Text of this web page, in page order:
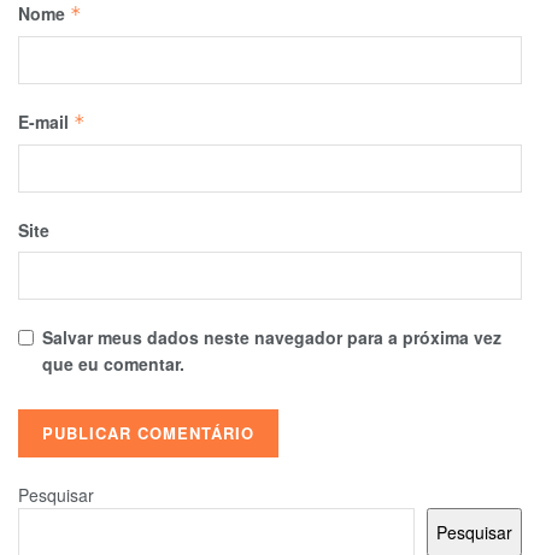
Nome *
E-mail *
Site
Salvar meus dados neste navegador para a próxima vez
que eu comentar.
Pesquisar
Pesquisar